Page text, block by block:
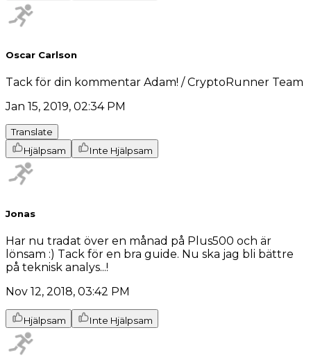
Oscar Carlson
Tack för din kommentar Adam! / CryptoRunner Team
Jan 15, 2019, 02:34 PM
Translate
Hjälpsam
Inte Hjälpsam
Jonas
Har nu tradat över en månad på Plus500 och är
lönsam :) Tack för en bra guide. Nu ska jag bli bättre
på teknisk analys...!
Nov 12, 2018, 03:42 PM
Hjälpsam Inte Hjälpsam